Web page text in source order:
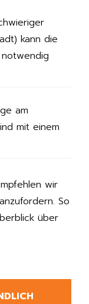
kann die
am
mit einem
wir
So
über